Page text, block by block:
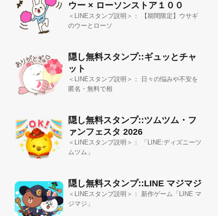
ウー × ローソンストア１００
＜LINEスタンプ説明＞： 【期間限定】ウサギ
のウーとローソ
隠し無料スタンプ::ギュッとチャ
ット
＜LINEスタンプ説明＞： 日々の悩みや不安を
匿名・無料で相
隠し無料スタンプ::ツムツム・フ
ァンフェスタ 2026
＜LINEスタンプ説明＞： 「LINE:ディズニーツ
ムツム」
隠し無料スタンプ::LINE マジマジ
＜LINEスタンプ説明＞： 新作ゲーム「LINE マ
ジマジ」